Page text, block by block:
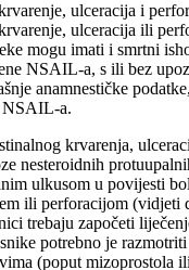
ulceracija i
ulceracija ili
mogu imati i smrtni
NSAIL-a, s ili bez
anamnestičke
NSAIL-a.
krvarenja,
nesteroidnih
ulkusom u povijesti
ili perforacijom (vidjeti
trebaju započeti
potrebno je
(poput mizoprostola